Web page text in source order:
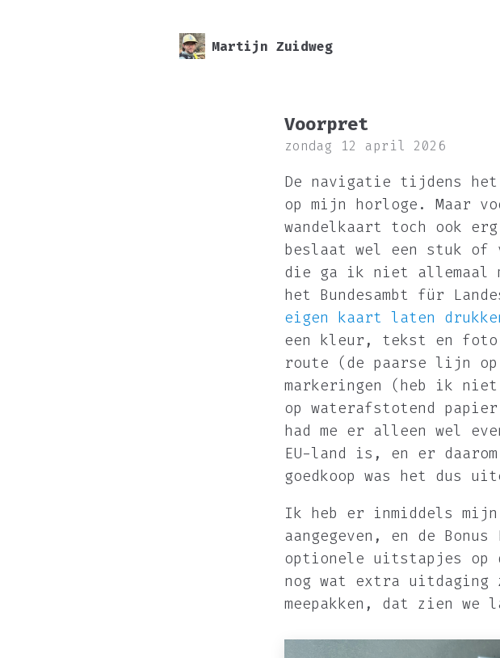
Martijn Zuidweg
Voorpret
zondag 12 april 2026
De navigatie tijdens
op mijn horloge. Maar
wandelkaart toch ook
beslaat wel een stuk of
die ga ik niet allemaal
het Bundesambt für
eigen kaart laten
een kleur, tekst en foto
route (de paarse lijn op
markeringen (heb ik niet
op waterafstotend
had me er alleen wel
EU-land is, en er
goedkoop was het dus
Ik heb er inmiddels
aangegeven, en de Bonus
optionele uitstapjes op
nog wat extra
meepakken, dat zien we